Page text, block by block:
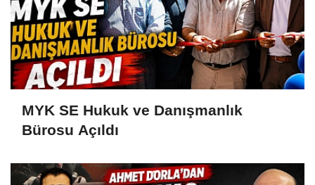
MYK SE Hukuk ve Danışmanlık
Bürosu Açıldı